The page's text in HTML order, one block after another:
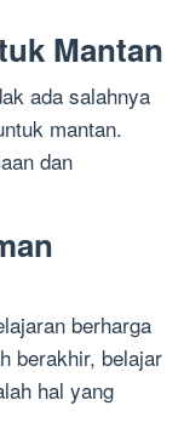
Mantan
ada salahnya
mantan.
dan
berharga
berakhir, belajar
hal yang